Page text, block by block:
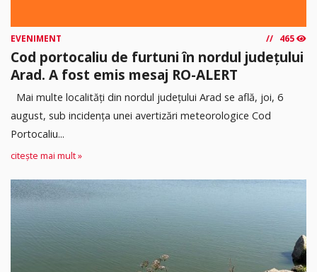
EVENIMENT 465
Cod portocaliu de furtuni în nordul județului
Arad. A fost emis mesaj RO-ALERT
Mai multe localități din nordul județului Arad se află, joi, 6
august, sub incidența unei avertizări meteorologice Cod
Portocaliu...
citește mai mult »